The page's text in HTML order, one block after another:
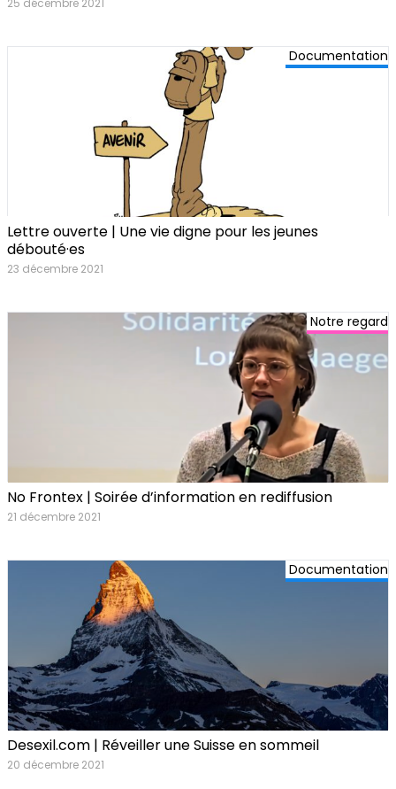
25 décembre 2021
Documentation
Lettre ouverte | Une vie digne pour les jeunes
débouté·es
23 décembre 2021
Notre regard
No Frontex | Soirée d’information en rediffusion
21 décembre 2021
Documentation
Desexil.com | Réveiller une Suisse en sommeil
20 décembre 2021